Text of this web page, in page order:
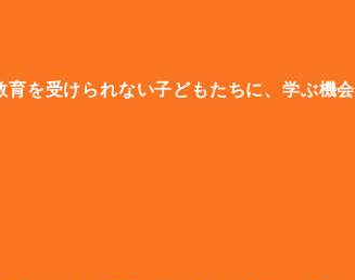
を受けられない子どもたちに、学ぶ機会